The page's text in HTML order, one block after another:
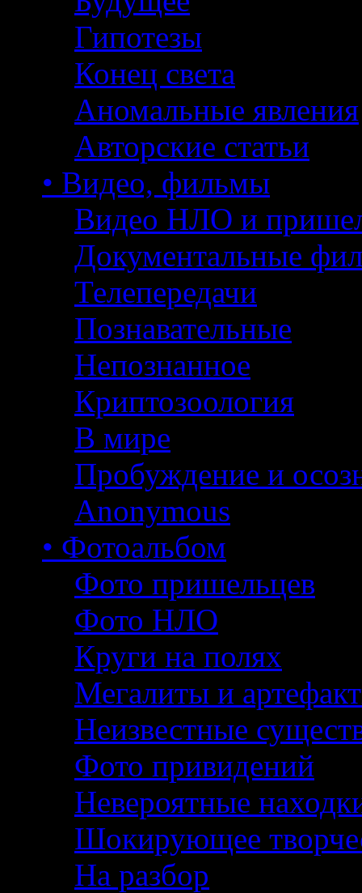
Гипотезы
Конец света
Аномальные явления
Авторские статьи
• Видео, фильмы
Видео НЛО и
Документальные
Телепередачи
Познавательные
Непознанное
Криптозоология
В мире
Пробуждение и
Anonymous
• Фотоальбом
Фото пришельцев
Фото НЛО
Круги на полях
Мегалиты и
Неизвестные
Фото привидений
Невероятные
Шокирующее
На разбор